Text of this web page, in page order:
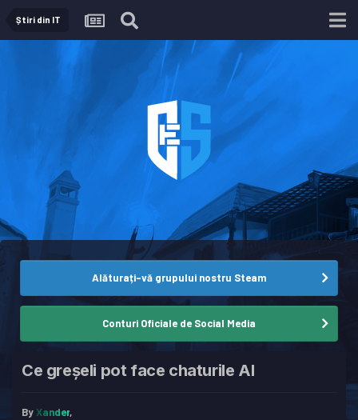
Știri din IT
Alăturați-vă grupului nostru Steam
Conturi Oficiale de Social Media
Ce greșeli pot face chaturile AI
ByXander,